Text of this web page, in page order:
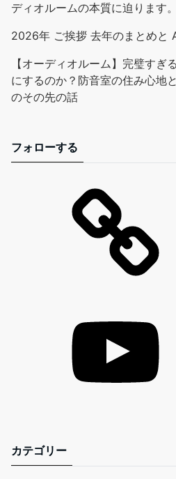
ディオルームの本質に迫ります。
2026年 ご挨拶 去年のまとめと
【オーディオルーム】完璧すぎ
にするのか？防音室の住み心地
のその先の話
フォローする
カテゴリー